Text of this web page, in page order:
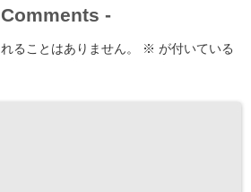
Comments -
ることはありません。 ※ が付いている